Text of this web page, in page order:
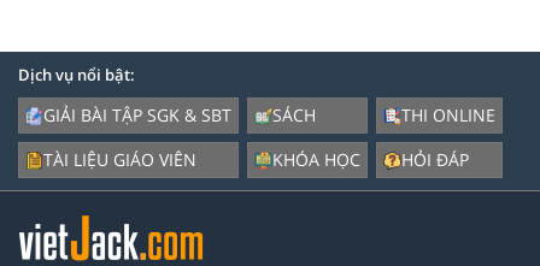
Dịch vụ nổi bật:
GIẢI BÀI TẬP SGK & SBT
TÀI LIỆU GIÁO VIÊN
SÁCH
KHÓA HỌC
THI ONLINE
HỎI ĐÁP